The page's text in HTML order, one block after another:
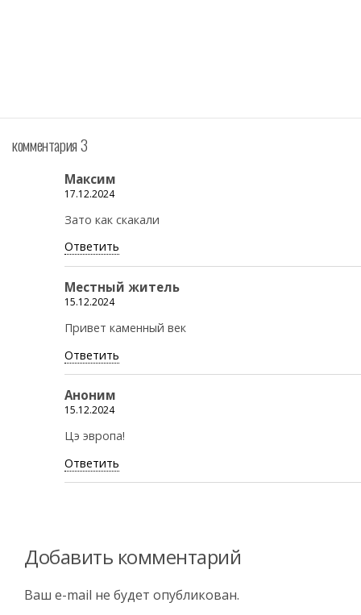
комментария 3
Максим
17.12.2024
Зато как скакали
Ответить
Местный житель
15.12.2024
Привет каменный век
Ответить
Аноним
15.12.2024
Цэ эвропа!
Ответить
Добавить комментарий
Ваш e-mail не будет опубликован.